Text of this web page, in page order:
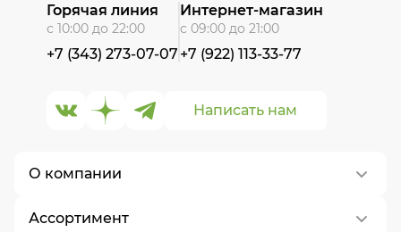
О компании
О нас
Ассортимент
Написать нам
Горячая линия
с 10:00 до 22:00
+7 (343) 273-07-07
Интернет-магазин
с 09:00 до 21:00
+7 (922) 113-33-77